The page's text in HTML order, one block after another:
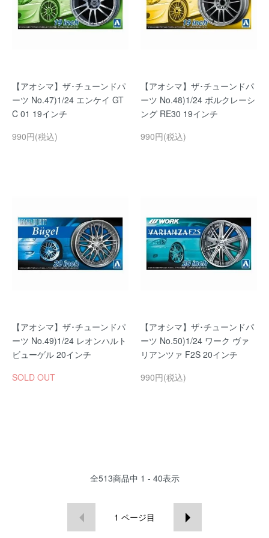
【アオシマ】ザ･チューンドパ
ーツ No.47)1/24 エンケイ GT
C 01 19インチ
990円(税込)
【アオシマ】ザ･チューンドパ
ーツ No.48)1/24 ボルクレーシ
ング RE30 19インチ
990円(税込)
【アオシマ】ザ･チューンドパ
ーツ No.49)1/24 レオンハルト
ビューゲル 20インチ
SOLD OUT
【アオシマ】ザ･チューンドパ
ーツ No.50)1/24 ワーク ヴァ
リアンツァ F2S 20インチ
990円(税込)
全513商品中 1 - 40表示
1 ページ目